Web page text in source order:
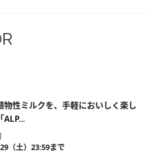
物性ミルクを、手軽においしく楽し
ALP...
（土）23:59まで